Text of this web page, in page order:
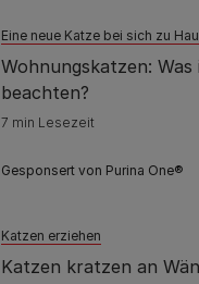
Eine neue Katze bei sich zu
Wohnungskatzen: Was
beachten?
7 min Lesezeit
Gesponsert von Purina One®
Katzen erziehen
Katzen kratzen an